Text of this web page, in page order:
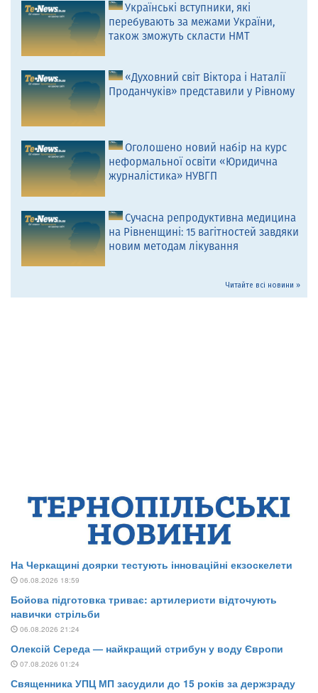
Українські вступники, які
перебувають за межами України,
також зможуть скласти НМТ
«Духовний світ Віктора і Наталії
Проданчуків» представили у Рівному
Оголошено новий набір на курс
неформальної освіти «Юридична
журналістика» НУВГП
Сучасна репродуктивна медицина
на Рівненщині: 15 вагітностей завдяки
новим методам лікування
Читайте всі новини »